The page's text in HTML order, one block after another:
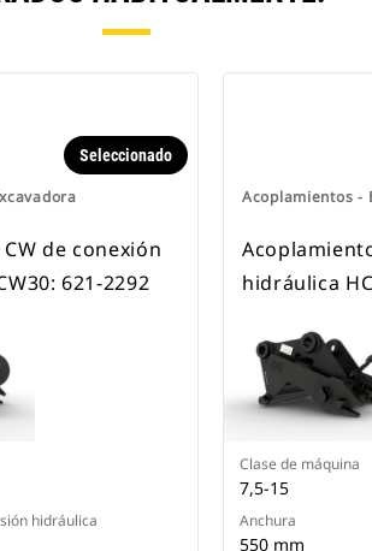
Seleccionado
de conexión
621-2292
hidráulica
Acoplamientos -
hidráulica
Clase de máquina
7,5-15
Anchura
550 mm